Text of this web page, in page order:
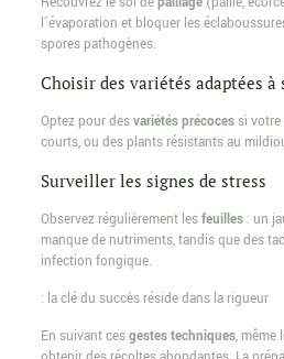
l’évaporation et bloquer les
spores pathogènes.
Choisir des variétés adaptées à
Optez pour desvariétés précocessi votre
courts, ou des plants résistants au
Surveiller les signes de stress
Observez régulièrement lesfeuilles: un
manque de nutriments, tandis que des
infection fongique.
: la clé du succès réside dans la rigueur
En suivant cesgestes techniques, même